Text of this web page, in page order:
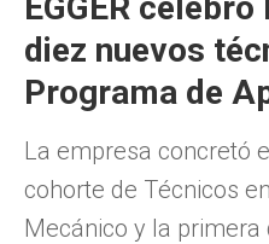
diez nuevos
Programa de
La empresa concretó
cohorte de Técnicos
Mecánico y la primera